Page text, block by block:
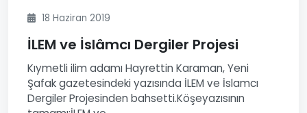
18 Haziran 2019
İLEM ve İslâmcı Dergiler Projesi
Kıymetli ilim adamı Hayrettin Karaman, Yeni
Şafak gazetesindeki yazısında İLEM ve İslamcı
Dergiler Projesinden bahsetti.Köşeyazısının